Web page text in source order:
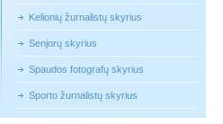
Kelionių žurnalistų skyrius
Senjorų skyrius
Spaudos fotografų skyrius
Sporto žurnalistų skyrius